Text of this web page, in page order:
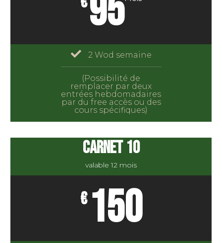
95
2 Wod semaine
(Possibilité de
remplacer par deux
entrées hebdomadaires
par du free accès ou des
cours spécifiques)
CARNET 10
valable 12 mois
€ 150